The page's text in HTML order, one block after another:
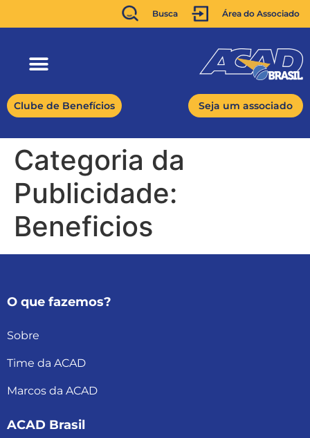
Busca Área do Associado
Clube de Benefícios Seja um associado
Categoria da
Publicidade:
Beneficios
O que fazemos?
Sobre
Time da ACAD
Marcos da ACAD
ACAD Brasil